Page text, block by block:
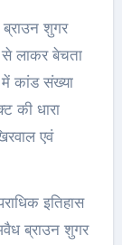
शुगर
से लाकर बेचता
कांड संख्या
की धारा
एवं
इतिहास
ब्राउन शुगर